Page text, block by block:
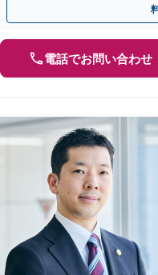
電話でお問い合わせ